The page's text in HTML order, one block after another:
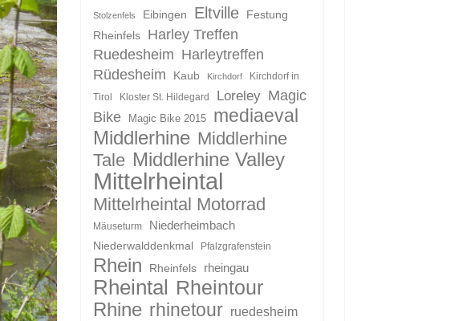
Stolzenfels Eibingen Eltville
Festung
Rheinfels
Harley Treffen
Ruedesheim Harleytreffen
Rüdesheim
Kaub Kirchdorf
Kirchdorf in
Tirol
Kloster St. Hildegard Loreley Magic
Bike
Magic Bike 2015 mediaeval
Middlerhine Middlerhine
Tale Middlerhine Valley
Mittelrheintal
Mittelrheintal Motorrad
Mäuseturm
Niederheimbach
Niederwalddenkmal
Pfalzgrafenstein
Rhein Rheinfels rheingau
Rheintal Rheintour
Rhine rhinetour ruedesheim